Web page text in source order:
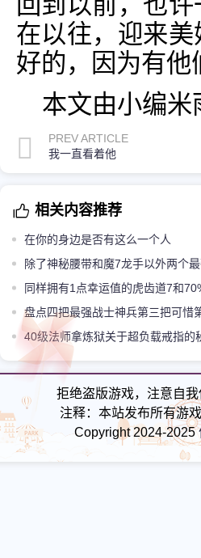
在以往，迎来
好的，因为有他
本文由小编
PREV ARTICLE
我一直看着他
相关内容推荐
在你的身边是否有这么一个人
除了神秘腰带和魔7龙手以外两个
的法师手镯
同样拥有1点幸运值的虎齿道7和
避怎么选
盘点四把最强战士神兵第三把可惜
把是孤品
40级法师拿炼狱关于超负载戒指的
你知道多少
拒绝盗版游戏，注意自
注释：本站发布所有游
Copyright 2024-2025